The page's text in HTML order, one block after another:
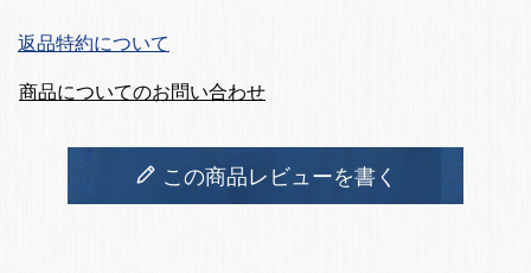
返品特約について
商品についてのお問い合わせ
この商品レビューを書く